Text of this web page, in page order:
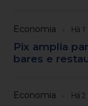
Economia Há 1
Pix amplia
bares e
Economia Há